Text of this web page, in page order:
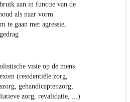
aan in functie van de
als naar vorm
te gaan met agressie,
visie op de mens
(residentiële zorg,
gehandicaptenzorg,
zorg, revalidatie, ...)